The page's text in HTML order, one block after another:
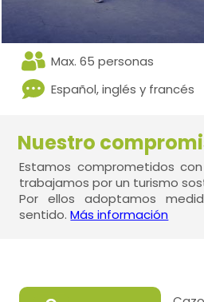
Max. 65 personas
Español, inglés y francés
Nuestro
Estamos comprometidos
trabajamos por un turismo
Por ellos adoptamos
sentido.Más información